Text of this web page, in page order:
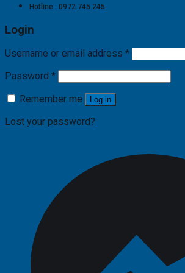
Hotline : 0972.745.245
Login
Username or email address *
Password *
Remember me
Log in
Lost your password?